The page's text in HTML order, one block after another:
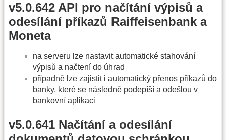
v5.0.642 API pro načítání výpisů a
odesílání příkazů Raiffeisenbank a
Moneta
na serveru lze nastavit automatické stahování
výpisů a načtení do úhrad
případně lze zajistit i automatický přenos příkazů do
banky, které se následně podepíší a odešlou v
bankovní aplikaci
v5.0.641 Načítání a odesílání